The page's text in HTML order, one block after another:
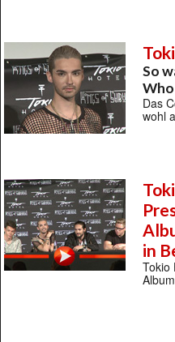
So
Who
Das
wohl
in
Tokio